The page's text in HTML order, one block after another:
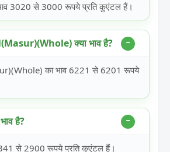
भाव 3020 से 3000 रूपये प्रति कुएंटल हैं।
क्या भाव है?
का भाव 6221 से 6201 रूपये
है?
से 2900 रूपये प्रति कुएंटल हैं।